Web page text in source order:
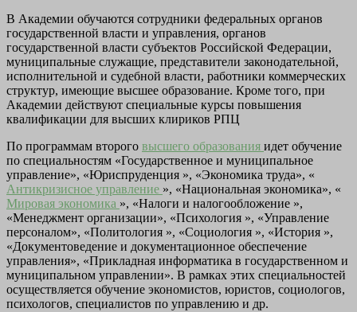
В Академии обучаются сотрудники федеральных органов
государственной власти и управления, органов
государственной власти субъектов Российской Федерации,
муниципальные служащие, представители законодательной,
исполнительной и судебной власти, работники коммерческих
структур, имеющие высшее образование. Кроме того, при
Академии действуют специальные курсы повышения
квалификации для высших клириков РПЦ
По программам второго высшего образования идет обучение
по специальностям «Государственное и муниципальное
управление», «Юриспруденция », «Экономика труда», «
Антикризисное управление », «Национальная экономика», «
Мировая экономика », «Налоги и налогообложение »,
«Менеджмент организации», «Психология », «Управление
персоналом», «Политология », «Социология », «История »,
«Документоведение и документационное обеспечение
управления», «Прикладная информатика в государственном и
муниципальном управлении». В рамках этих специальностей
осуществляется обучение экономистов, юристов, социологов,
психологов, специалистов по управлению и др.